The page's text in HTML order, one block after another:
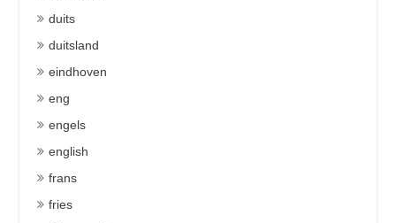
duits
duitsland
eindhoven
eng
engels
english
frans
fries